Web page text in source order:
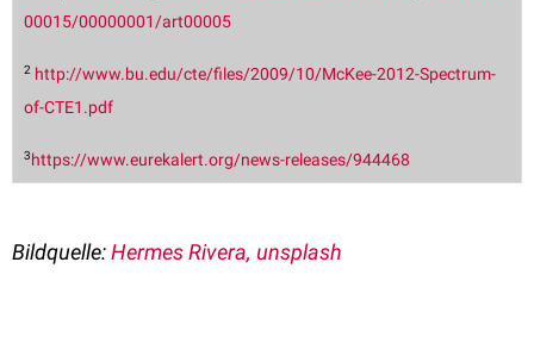
00015/00000001/art00005
2 http://www.bu.edu/cte/files/2009/10/McKee-2012-Spectrum-
of-CTE1.pdf
3https://www.eurekalert.org/news-releases/944468
Bildquelle:Hermes Rivera, unsplash